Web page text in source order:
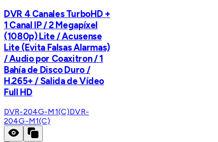
DVR 4 Canales TurboHD +
1 Canal IP / 2 Megapíxel
(1080p) Lite / Acusense
Lite (Evita Falsas Alarmas)
/ Audio por Coaxitron / 1
Bahía de Disco Duro /
H.265+ / Salida de Vídeo
Full HD
DVR-204G-M1(C)DVR-
204G-M1(C)